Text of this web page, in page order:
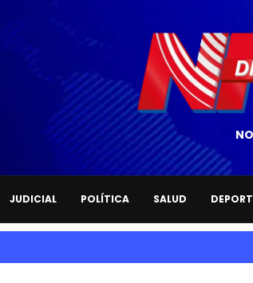
JUDICIAL POLÍTICA SALUD